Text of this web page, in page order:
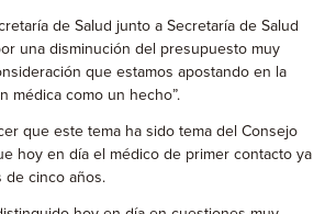
de Salud junto a Secretaría de Salud
una disminución del presupuesto muy
que estamos apostando en la
médica como un hecho”.
que este tema ha sido tema del Consejo
hoy en día el médico de primer contacto ya
de cinco años.